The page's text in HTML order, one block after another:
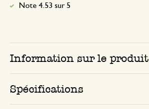
Note 4.53 sur 5
Information sur le produit
Spécifications